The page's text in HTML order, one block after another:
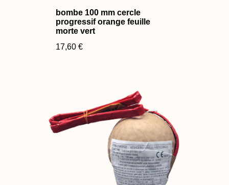
bombe 100 mm cercle
progressif orange feuille
morte vert
17,60 €